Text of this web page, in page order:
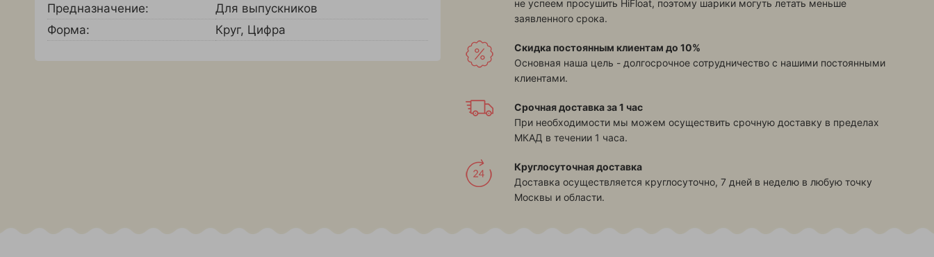
Предназначение:
Для выпускников
Форма:
Круг, Цифра
не успеем просушить HiFloat, поэтому шарики могуть летать меньше
заявленного срока.
Скидка постоянным клиентам до 10%
Основная наша цель - долгосрочное сотрудничество с нашими постоянными
клиентами.
Срочная доставка за 1 час
При необходимости мы можем осуществить срочную доставку в пределах
МКАД в течении 1 часа.
Круглосуточная доставка
Доставка осуществляется круглосуточно, 7 дней в неделю в любую точку
Москвы и области.